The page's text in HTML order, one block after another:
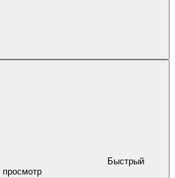
Быстрый
просмотр